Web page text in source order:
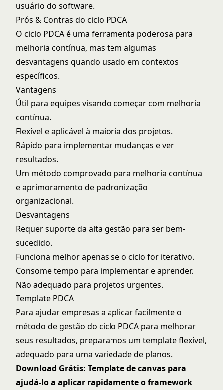
usuário do software.
Prós & Contras do ciclo PDCA
O ciclo PDCA é uma ferramenta poderosa para
melhoria contínua, mas tem algumas
desvantagens quando usado em contextos
específicos.
Vantagens
Útil para equipes visando começar com melhoria
contínua.
Flexível e aplicável à maioria dos projetos.
Rápido para implementar mudanças e ver
resultados.
Um método comprovado para melhoria contínua
e aprimoramento de padronização
organizacional.
Desvantagens
Requer suporte da alta gestão para ser bem-
sucedido.
Funciona melhor apenas se o ciclo for iterativo.
Consome tempo para implementar e aprender.
Não adequado para projetos urgentes.
Template PDCA
Para ajudar empresas a aplicar facilmente o
método de gestão do ciclo PDCA para melhorar
seus resultados, preparamos um template flexível,
adequado para uma variedade de planos.
Download Grátis: Template de canvas para
ajudá-lo a aplicar rapidamente o framework